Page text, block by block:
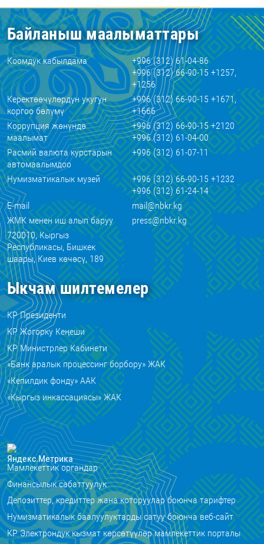
Байланыш маалыматтары
Коомдук кабылдама
+996 (312) 61-04-86
+996 (312) 66-90-15 +1257,
+1256
Керектөөчүлөрдүн укугун
коргоо бөлүмү
+996 (312) 66-90-15 +1671,
+1666
Коррупция жөнүндө
маалымат
+996 (312) 66-90-15 +2120
+996 (312) 61-04-00
Расмий валюта курстарын
автомаалымдоо
+996 (312) 61-07-11
Нумизматикалык музей
+996 (312) 66-90-15 +1232
+996 (312) 61-24-14
E-mail
mail@nbkr.kg
ЖМК менен иш алып баруу
press@nbkr.kg
720010, Кыргыз
Республикасы, Бишкек
шаары, Киев көчөсү, 189
Ыкчам шилтемелер
КР Президенти
КР Жогорку Кеңеши
КР Министрлер Кабинети
«Банк аралык процессинг борбору» ЖАК
«Кепилдик фонду» ААК
«Кыргыз инкассациясы» ЖАК
Мамлекеттик органдар
Финансылык сабаттуулук
Депозиттер, кредиттер жана которуулар боюнча тарифтер
Нумизматикалык баалуулуктарды сатуу боюнча веб-сайт
КР Электрондук кызмат көрсөтүүлөр мамлекеттик порталы